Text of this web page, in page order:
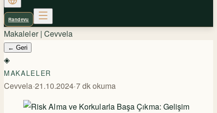
Randevu
Makaleler | Cevvela
← Geri
◈
MAKALELER
Cevvela·21.10.2024·7dk okuma